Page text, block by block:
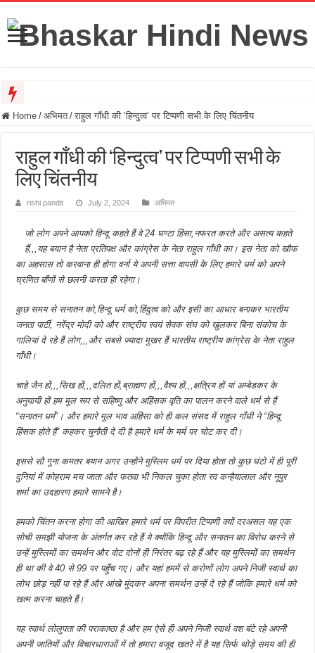
प्रयागराज में राहुल गांधी का छात्र संवाद फ्लॉप? ब्रजेश पाठक ने कांग्रेस पर साधा निशाना
Home / अभिमत / राहुल गाँधी की ‘हिन्दुत्व’ पर टिप्पणी सभी के लिए चिंतनीय
राहुल गाँधी की ‘हिन्दुत्व’ पर टिप्पणी सभी के
लिए चिंतनीय
rishi pandit July 2, 2024 अभिमत
जो लोग अपने आपको हिन्दू कहते हैं वे 24 घण्टा हिंसा,नफरत करते और असत्य कहते
हैं,,,यह बयान है नेता प्रतिपक्ष और कांग्रेस के नेता राहुल गाँधी का। इस नेता को खौफ
का अहसास तो करवाना ही होगा वर्ना ये अपनी सत्ता वापसी के लिए हमारे धर्म को अपने
घ्रणित बाँणों से छलनी करता ही रहेगा।
कुछ समय से सनातन को,हिन्दू धर्म को,हिंदुत्व को और इसी का आधार बनाकर भारतीय
जनता पार्टी, नरेंद्र मोदी को और राष्ट्रीय स्वयं सेवक संघ को खुलकर बिना संकोच के
गालियां दे रहे हैं लोग,,,और सबसे ज्यादा मुखर हैं भारतीय राष्ट्रीय कांग्रेस के नेता राहुल
गाँधी।
चाहे जैन हों,,,सिख हों,,,दलित हों,ब्राह्मण हों,,,वैश्य हों,,,क्षत्रिय हों यां अम्बेडकर के
अनुयायी हों हम मूल रूप से सहिष्णु और अहिंसक वृति का पालन करने वाले धर्म से हैं
“सनातन धर्म”। और हमारे मूल भाव अहिंसा को ही कल संसद में राहुल गाँधी ने “हिन्दू
हिंसक होते हैं” कहकर चुनौती दे दी है हमारे धर्म के मर्म पर चोट कर दी।
इससे सौ गुना कमतर बयान अगर उन्होंने मुस्लिम धर्म पर दिया होता तो कुछ घंटो में ही पूरी
दुनियां में कोहराम मच जाता और फतवा भी निकल चुका होता स्व कन्हैयालाल और नूपुर
शर्मा का उदहारण हमारे सामने है।
हमको चिंतन करना होगा की आखिर हमारे धर्म पर विपरीत टिप्पणी क्यों दरअसल यह एक
सोची समझी योजना के अंतर्गत कर रहे हैं ये क्योंकि हिन्दू और सनातन का विरोध करने से
उन्हें मुस्लिमों का समर्थन और वोट दोनों ही निरंतर बढ़ रहे हैं और यह मुस्लिमों का समर्थन
ही था की वे 40 से 99 पर पहुँच गए। और यहां हममें से करोणों लोग अपने निजी स्वार्थ का
लोभ छोड़ नहीं पा रहे हैं और आंखे मुंदकर अपना समर्थन उन्हें दे रहे हैं जोकि हमारे धर्म को
खत्म करना चाहते हैं।
यह स्वार्थ लोलुपता की पराकाष्ठा है और हम ऐसे ही अपने निजी स्वार्थ वश बंटे रहे अपनी
अपनी जातियों और विचारधाराओं में तो हमारा वजूद खतरे में है यह सिर्फ थोड़े समय की ही